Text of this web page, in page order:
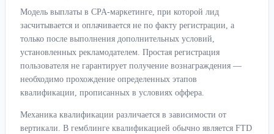
Модель выплаты в CPA-маркетинге, при которой лид
засчитывается и оплачивается не по факту регистрации, а
только после выполнения дополнительных условий,
установленных рекламодателем. Простая регистрация
пользователя не гарантирует получение вознаграждения —
необходимо прохождение определенных этапов
квалификации, прописанных в условиях оффера.
Механика квалификации различается в зависимости от
вертикали. В гемблинге квалификацией обычно является FTD